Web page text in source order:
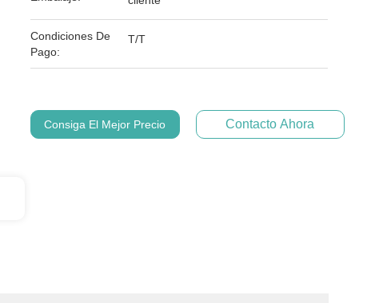
Condiciones De
Pago:
T/T
Consiga El Mejor Precio Contacto Ahora